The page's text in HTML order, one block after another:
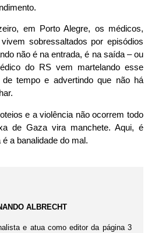
em Porto Alegre, os médicos,
sobressaltados por episódios
não é na entrada, é na saída – ou
do RS vem martelando esse
tempo e advertindo que não há
e a violência não ocorrem todo
de Gaza vira manchete. Aqui, é
a banalidade do mal.
ALBRECHT
e atua como editor da página 3